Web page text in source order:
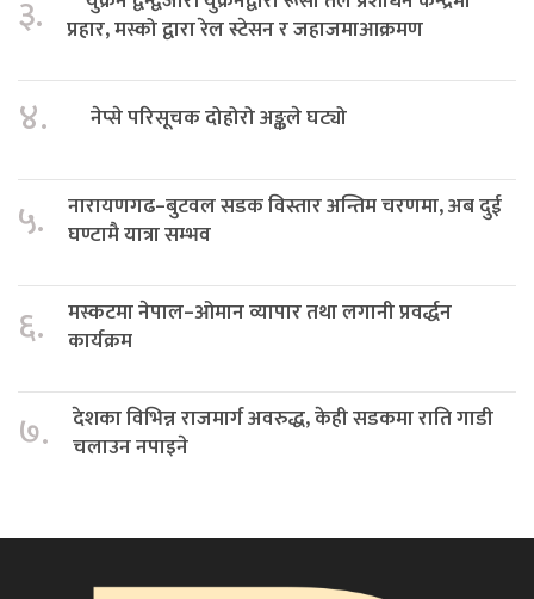
३.
प्रहार, मस्को द्वारा रेल स्टेसन र जहाजमाआक्रमण
४. नेप्से परिसूचक दोहोरो अङ्कले घट्यो
५.
नारायणगढ–बुटवल सडक विस्तार अन्तिम चरणमा, अब दुई
घण्टामै यात्रा सम्भव
६.
मस्कटमा नेपाल–ओमान व्यापार तथा लगानी प्रवर्द्धन
कार्यक्रम
७.
देशका विभिन्न राजमार्ग अवरुद्ध, केही सडकमा राति गाडी
चलाउन नपाइने